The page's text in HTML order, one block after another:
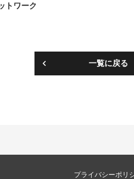
トワーク
一覧に戻る
プライバシーポリ